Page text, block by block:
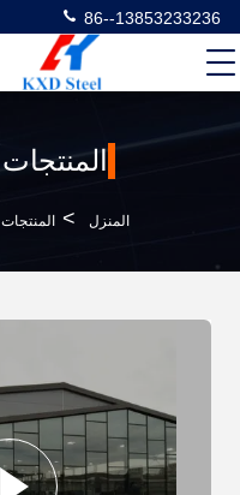
86--13853233236
المنتجات
المنزل > المنتجات